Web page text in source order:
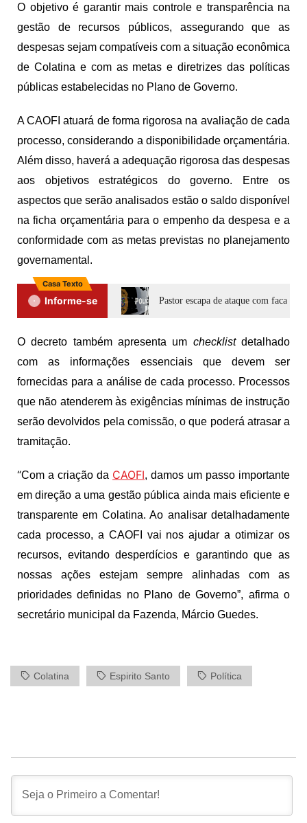
O objetivo é garantir mais controle e transparência na
gestão de recursos públicos, assegurando que as
despesas sejam compatíveis com a situação econômica
de Colatina e com as metas e diretrizes das políticas
públicas estabelecidas no Plano de Governo.
A CAOFI atuará de forma rigorosa na avaliação de cada
processo, considerando a disponibilidade orçamentária.
Além disso, haverá a adequação rigorosa das despesas
aos objetivos estratégicos do governo. Entre os
aspectos que serão analisados estão o saldo disponível
na ficha orçamentária para o empenho da despesa e a
conformidade com as metas previstas no planejamento
governamental.
Casa Texto
Informe-se Pastor escapa de ataque com faca
O decreto também apresenta um checklistdetalhado
com as informações essenciais que devem ser
fornecidas para a análise de cada processo. Processos
que não atenderem às exigências mínimas de instrução
serão devolvidos pela comissão, o que poderá atrasar a
tramitação.
“Com a criação da CAOFI, damos um passo importante
em direção a uma gestão pública ainda mais eficiente e
transparente em Colatina. Ao analisar detalhadamente
cada processo, a CAOFI vai nos ajudar a otimizar os
recursos, evitando desperdícios e garantindo que as
nossas ações estejam sempre alinhadas com as
prioridades definidas no Plano de Governo”, afirma o
secretário municipal da Fazenda, Márcio Guedes.
Colatina Espirito Santo Política